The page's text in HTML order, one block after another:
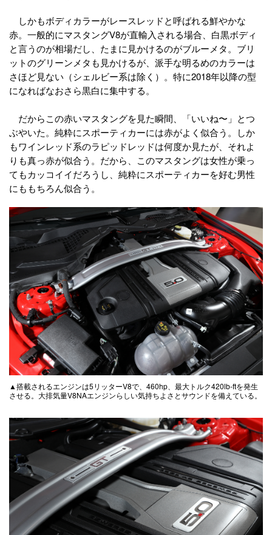
しかもボディカラーがレースレッドと呼ばれる鮮やかな
赤。一般的にマスタングV8が直輸入される場合、白黒ボディ
と言うのが相場だし、たまに見かけるのがブルーメタ。ブリ
ットのグリーンメタも見かけるが、派手な明るめのカラーは
さほど見ない（シェルビー系は除く）。特に2018年以降の型
になればなおさら黒白に集中する。
だからこの赤いマスタングを見た瞬間、「いいね〜」とつ
ぶやいた。純粋にスポーティカーには赤がよく似合う。しか
もワインレッド系のラピッドレッドは何度か見たが、それよ
りも真っ赤が似合う。だから、このマスタングは女性が乗っ
てもカッコイイだろうし、純粋にスポーティカーを好む男性
にももちろん似合う。
▲搭載されるエンジンは5リッターV8で、460hp、最大トルク420lb-ftを発生
させる。大排気量V8NAエンジンらしい気持ちよさとサウンドを備えている。